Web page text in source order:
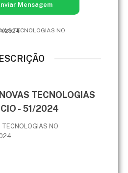
Mensagem
- 51/2024
TECNOLOGIAS
- 51/2024
TECNOLOGIAS NO